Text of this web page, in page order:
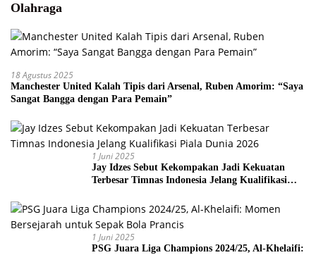
Olahraga
18 Agustus 2025
Manchester United Kalah Tipis dari Arsenal, Ruben Amorim: “Saya
Sangat Bangga dengan Para Pemain”
1 Juni 2025
Jay Idzes Sebut Kekompakan Jadi Kekuatan
Terbesar Timnas Indonesia Jelang Kualifikasi
1 Juni 2025
PSG Juara Liga Champions 2024/25, Al-Khelaifi: